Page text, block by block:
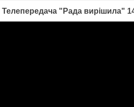
Телепередача "Рада вирішила"